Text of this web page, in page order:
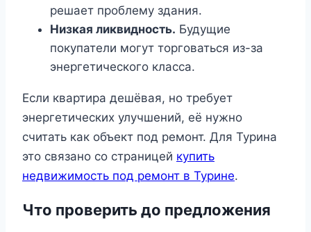
решает проблему здания.
Низкая ликвидность. Будущие
покупатели могут торговаться из-за
энергетического класса.
Если квартира дешёвая, но требует
энергетических улучшений, её нужно
считать как объект под ремонт. Для Турина
это связано со страницей купить
недвижимость под ремонт в Турине.
Что проверить до предложения